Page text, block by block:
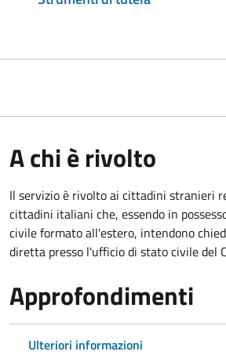
A chi è rivolto
Il servizio è rivolto ai cittadini stranieri
cittadini italiani che, essendo in
civile formato all'estero, intendono
diretta presso l'ufficio di stato civile del
Approfondimenti
Ulteriori informazioni